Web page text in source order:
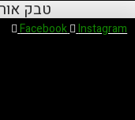
to
טבק
Facebook Instagram